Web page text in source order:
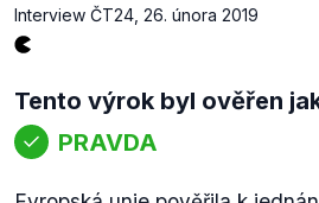
Interview ČT24 26. února 2019
Tento výrok byl ověřen
PRAVDA